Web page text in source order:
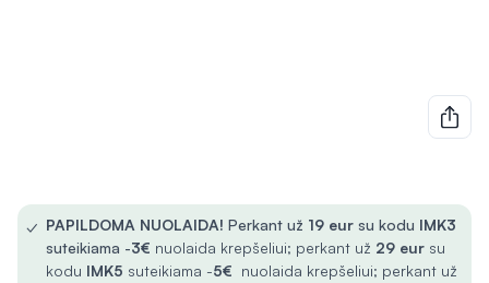
✓ PAPILDOMA NUOLAIDA! Perkant už 19 eur su kodu IMK3
suteikiama -3€ nuolaida krepšeliui; perkant už 29 eur su
kodu IMK5 suteikiama -5€ nuolaida krepšeliui; perkant už